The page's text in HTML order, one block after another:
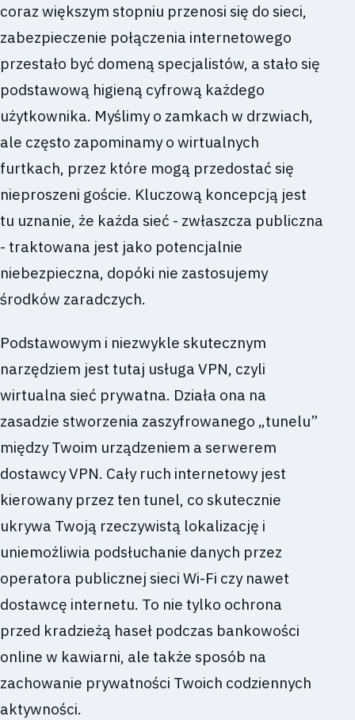
coraz większym stopniu przenosi się do sieci,
zabezpieczenie połączenia internetowego
przestało być domeną specjalistów, a stało się
podstawową higieną cyfrową każdego
użytkownika. Myślimy o zamkach w drzwiach,
ale często zapominamy o wirtualnych
furtkach, przez które mogą przedostać się
nieproszeni goście. Kluczową koncepcją jest
tu uznanie, że każda sieć - zwłaszcza publiczna
- traktowana jest jako potencjalnie
niebezpieczna, dopóki nie zastosujemy
środków zaradczych.
Podstawowym i niezwykle skutecznym
narzędziem jest tutaj usługa VPN, czyli
wirtualna sieć prywatna. Działa ona na
zasadzie stworzenia zaszyfrowanego „tunelu”
między Twoim urządzeniem a serwerem
dostawcy VPN. Cały ruch internetowy jest
kierowany przez ten tunel, co skutecznie
ukrywa Twoją rzeczywistą lokalizację i
uniemożliwia podsłuchanie danych przez
operatora publicznej sieci Wi-Fi czy nawet
dostawcę internetu. To nie tylko ochrona
przed kradzieżą haseł podczas bankowości
online w kawiarni, ale także sposób na
zachowanie prywatności Twoich codziennych
aktywności.